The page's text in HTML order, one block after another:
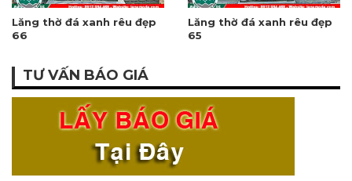
Lăng thờ đá xanh rêu đẹp
66
Lăng thờ đá xanh rêu đẹp
65
TƯ VẤN BÁO GIÁ